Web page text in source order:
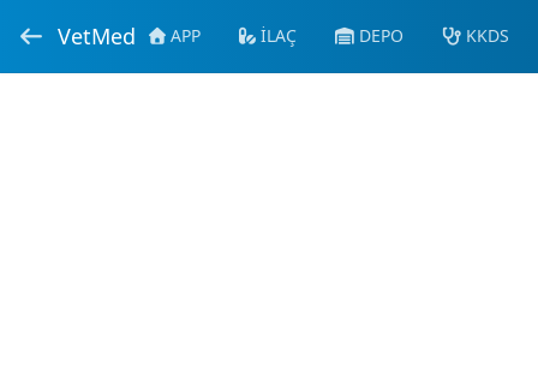
VetMed APP İLAÇ DEPO KKDS